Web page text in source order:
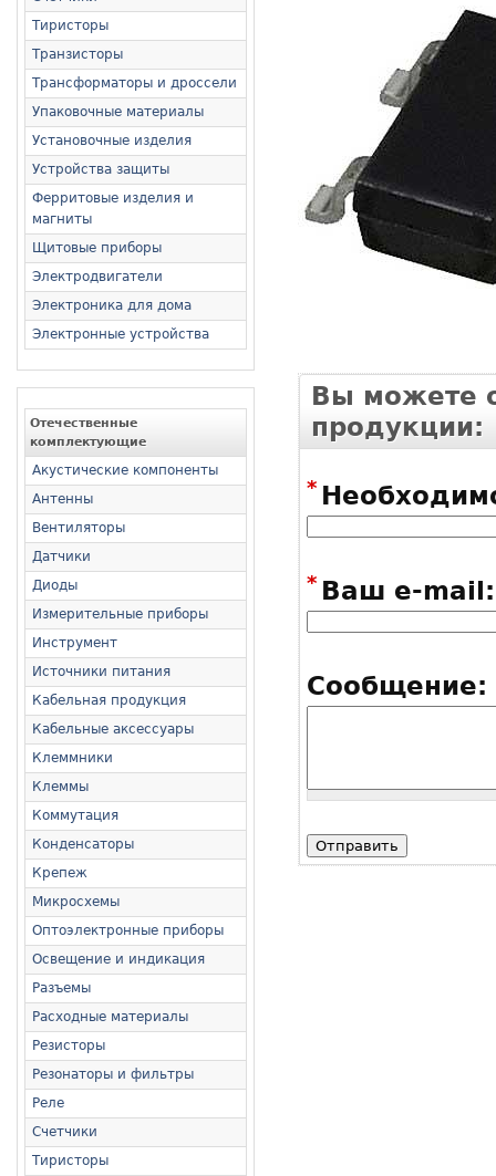
Тиристоры
Транзисторы
Трансформаторы и дроссели
Упаковочные материалы
Установочные изделия
Устройства защиты
Ферритовые изделия и
магниты
Щитовые приборы
Электродвигатели
Электроника для дома
Электронные устройства
Отечественные
комплектующие
Акустические компоненты
Антенны
Вентиляторы
Датчики
Диоды
Измерительные приборы
Инструмент
Источники питания
Кабельная продукция
Кабельные аксессуары
Клеммники
Клеммы
Коммутация
Конденсаторы
Крепеж
Микросхемы
Оптоэлектронные приборы
Освещение и индикация
Разъемы
Расходные материалы
Резисторы
Резонаторы и фильтры
Реле
Счетчики
Тиристоры
Вы можете
продукции:
*
Ваш e-mail:
*
Сообщение: